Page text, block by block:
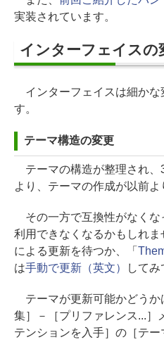
実装されています。
インターフェイスの
インターフェイスは細かな
す。
テーマ構造の変更
テーマの構造が整理され、
より、テーマの作成が以前よ
その一方で互換性がなくな
利用できなくなるかもしれ
による更新を待つか、「
は手動で更新（英文） してみ
テーマが更新可能かどうか
集］－［プリファレンス...］
テンションを入手］の［テ